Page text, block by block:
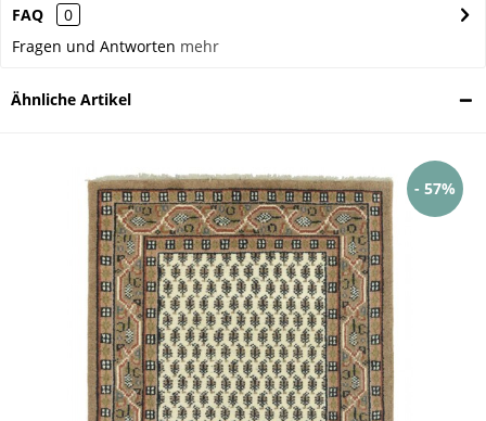
FAQ
0
Fragen und Antworten mehr
Ähnliche Artikel
- 57%